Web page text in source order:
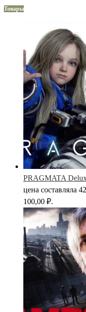
Товары
PRAGMATA
цена составляла
100,00 ₽.